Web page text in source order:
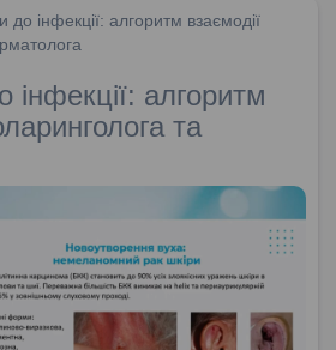
інфекції: алгоритм взаємодії
інфекції: алгоритм
та